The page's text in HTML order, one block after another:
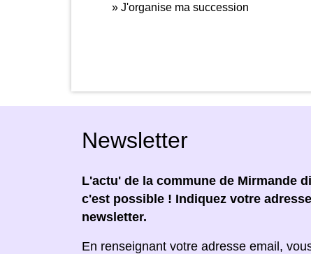
J'organise ma succession
Newsletter
L'actu' de la commune de Mirmande
c'est possible ! Indiquez votre
newsletter.
En renseignant votre adresse email,